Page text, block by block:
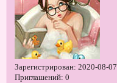
Зарегистрирован: 2020-08-07
Приглашений: 0